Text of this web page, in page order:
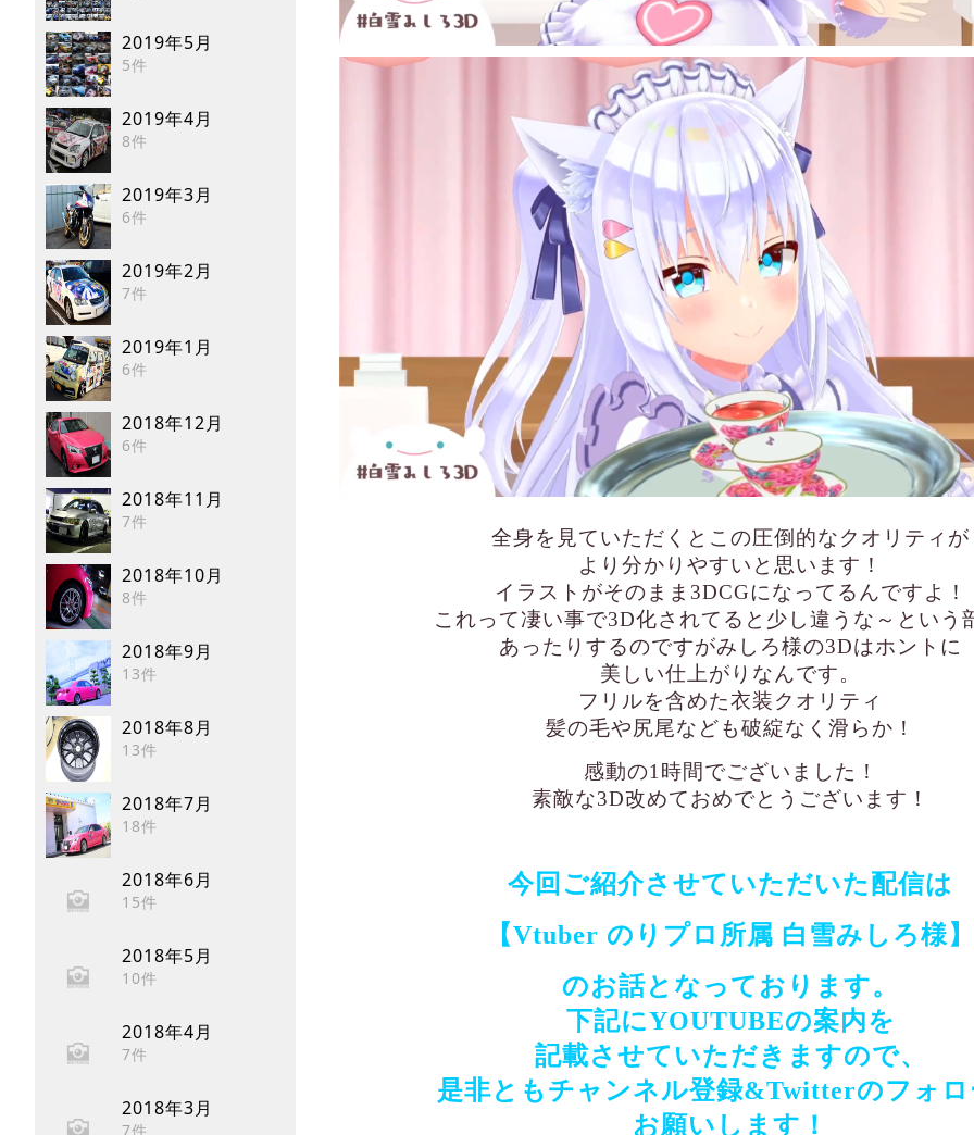
2019年5月
5件
2019年4月
8件
2019年3月
6件
2019年2月
7件
2019年1月
6件
2018年12月
6件
2018年11月
7件
2018年10月
8件
2018年9月
13件
2018年8月
13件
2018年7月
18件
2018年6月
15件
2018年5月
10件
2018年4月
7件
2018年3月
7件
全身を見ていただくとこの圧倒的なクオリティが
より分かりやすいと思います！
イラストがそのまま3DCGになってるんですよ！
これって凄い事で3D化されてると少し違うな～という
あったりするのですがみしろ様の3Dはホントに
美しい仕上がりなんです。
フリルを含めた衣装クオリティ
髪の毛や尻尾なども破綻なく滑らか！
感動の1時間でございました！
素敵な3D改めておめでとうございます！
今回ご紹介させていただいた配信は
【Vtuber のりプロ所属 白雪みしろ様】
のお話となっております。
下記にYOUTUBEの案内を
記載させていただきますので、
是非ともチャンネル登録&Twitterのフォ
お願いします！